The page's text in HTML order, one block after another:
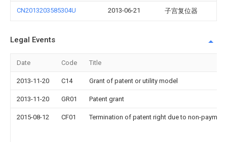
CN2013203585304U 2013-06-21 子宫复位器
Legal Events
Date Code Title
2013-11-20 C14 Grant of patent or utility model
2013-11-20 GR01 Patent grant
2015-08-12 CF01 Termination of patent right due to non-